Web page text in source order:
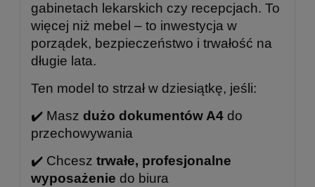
gabinetach lekarskich czy recepcjach. To
więcej niż mebel – to inwestycja w
porządek, bezpieczeństwo i trwałość na
długie lata.
Ten model to strzał w dziesiątkę, jeśli:
✔️ Masz dużo dokumentów A4 do
przechowywania
✔️ Chcesz trwałe, profesjonalne
wyposażenie do biura